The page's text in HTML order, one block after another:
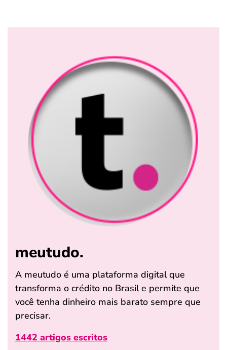
meutudo.
A meutudo é uma plataforma digital que
transforma o crédito no Brasil e permite que
você tenha dinheiro mais barato sempre que
precisar.
1442 artigos escritos